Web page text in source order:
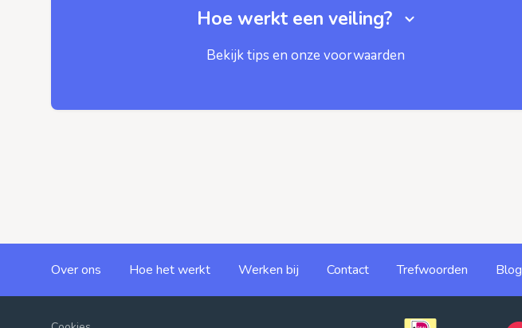
Hoe werkt een veiling?
Bekijk tips en onze voorwaarden
Over ons Hoe het werkt Werken bij Contact Trefwoorden Blog